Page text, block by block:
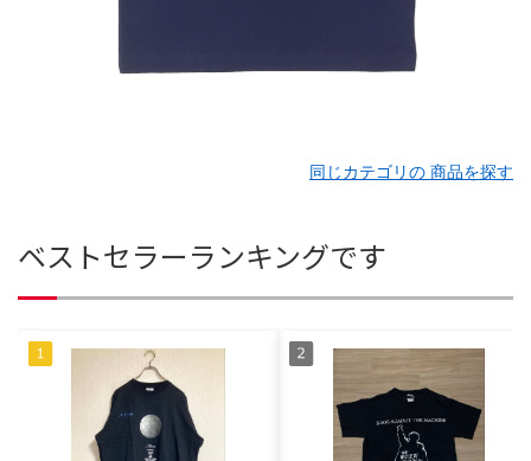
同じカテゴリの 商品を探す
ベストセラーランキングです